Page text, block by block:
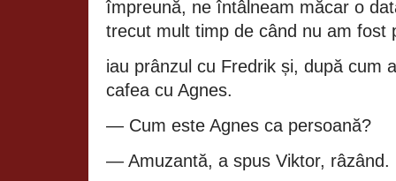
împreună, ne întâlneam măcar o
trecut mult timp de când nu am fost
iau prânzul cu Fredrik și, după cum
cafea cu Agnes.
— Cum este Agnes ca persoană?
— Amuzantă, a spus Viktor, râzând.